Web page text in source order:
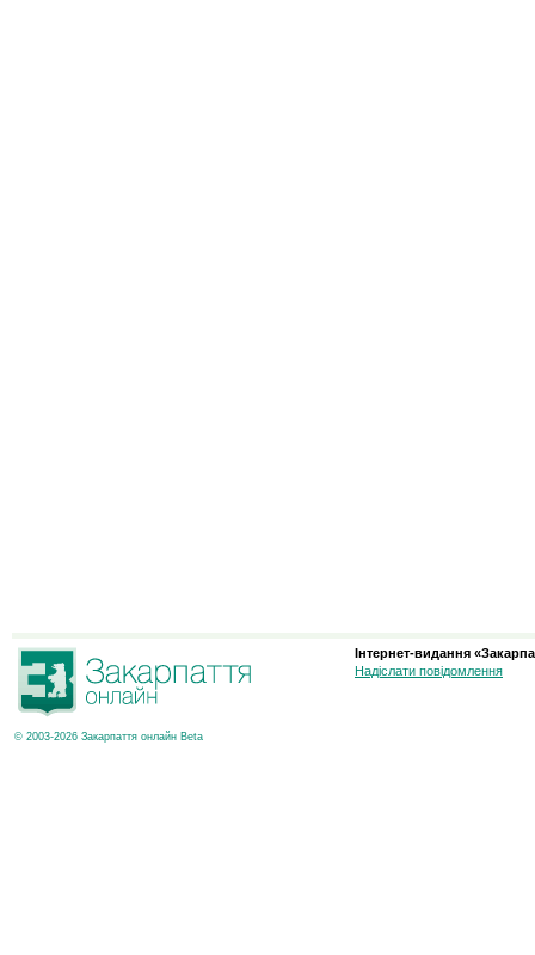
© 2003-2026 Закарпаття онлайн Beta
Інтернет-видання
Надіслати повідомлення